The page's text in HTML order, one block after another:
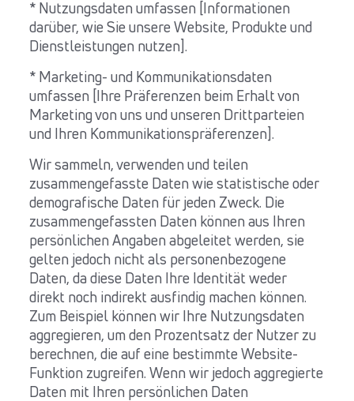
* Nutzungsdaten umfassen [Informationen
darüber, wie Sie unsere Website, Produkte und
Dienstleistungen nutzen].
* Marketing- und Kommunikationsdaten
umfassen [Ihre Präferenzen beim Erhalt von
Marketing von uns und unseren Drittparteien
und Ihren Kommunikationspräferenzen].
Wir sammeln, verwenden und teilen
zusammengefasste Daten wie statistische oder
demografische Daten für jeden Zweck. Die
zusammengefassten Daten können aus Ihren
persönlichen Angaben abgeleitet werden, sie
gelten jedoch nicht als personenbezogene
Daten, da diese Daten Ihre Identität weder
direkt noch indirekt ausfindig machen können.
Zum Beispiel können wir Ihre Nutzungsdaten
aggregieren, um den Prozentsatz der Nutzer zu
berechnen, die auf eine bestimmte Website-
Funktion zugreifen. Wenn wir jedoch aggregierte
Daten mit Ihren persönlichen Daten